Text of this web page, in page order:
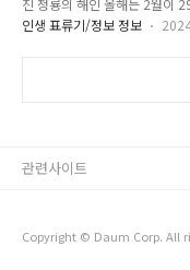
의대 합격 현황입니다. 정시와
요. 전국에 많은 의대가 있지만,
진 청룡의 해인 올해는 2월이
요. 과연 올 한 해 동안에는 내
일을 포함하여 총 67일의 휴일
중 가장 많은 공휴일을 기록했
인생 표류기/정보 정보
Copyright © Daum Corp. All
관련사이트